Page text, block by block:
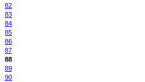
82
83
84
85
86
87
88
89
90